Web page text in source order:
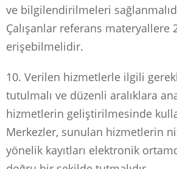
ve bilgilendirilmeleri
Çalışanlar referans materyallere
erişebilmelidir.
10. Verilen hizmetlerle ilgili
tutulmalı ve düzenli aralıklara
hizmetlerin geliştirilmesinde
Merkezler, sunulan hizmetlerin
yönelik kayıtları elektronik